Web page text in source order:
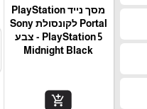
מסך נייד PlayStation
Portal‎ לקונסולת Sony
PlayStation 5 - צבע
Midnight Black
add_shopping_cart